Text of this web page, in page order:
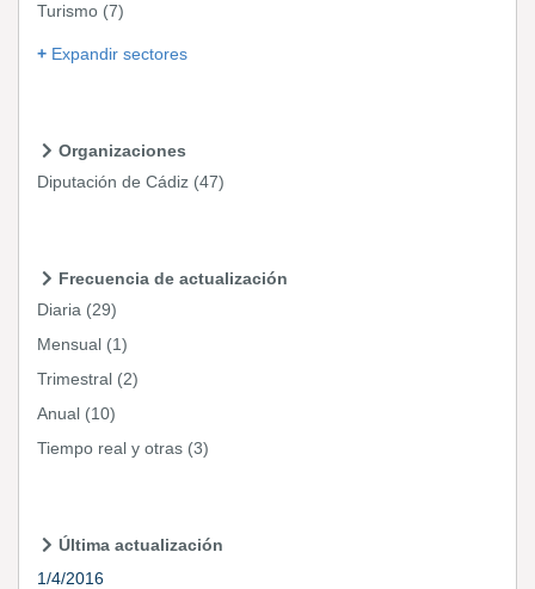
Turismo (7)
Expandir sectores
Organizaciones
Diputación de Cádiz (47)
Frecuencia de actualización
Diaria (29)
Mensual (1)
Trimestral (2)
Anual (10)
Tiempo real y otras (3)
Última actualización
1/4/2016